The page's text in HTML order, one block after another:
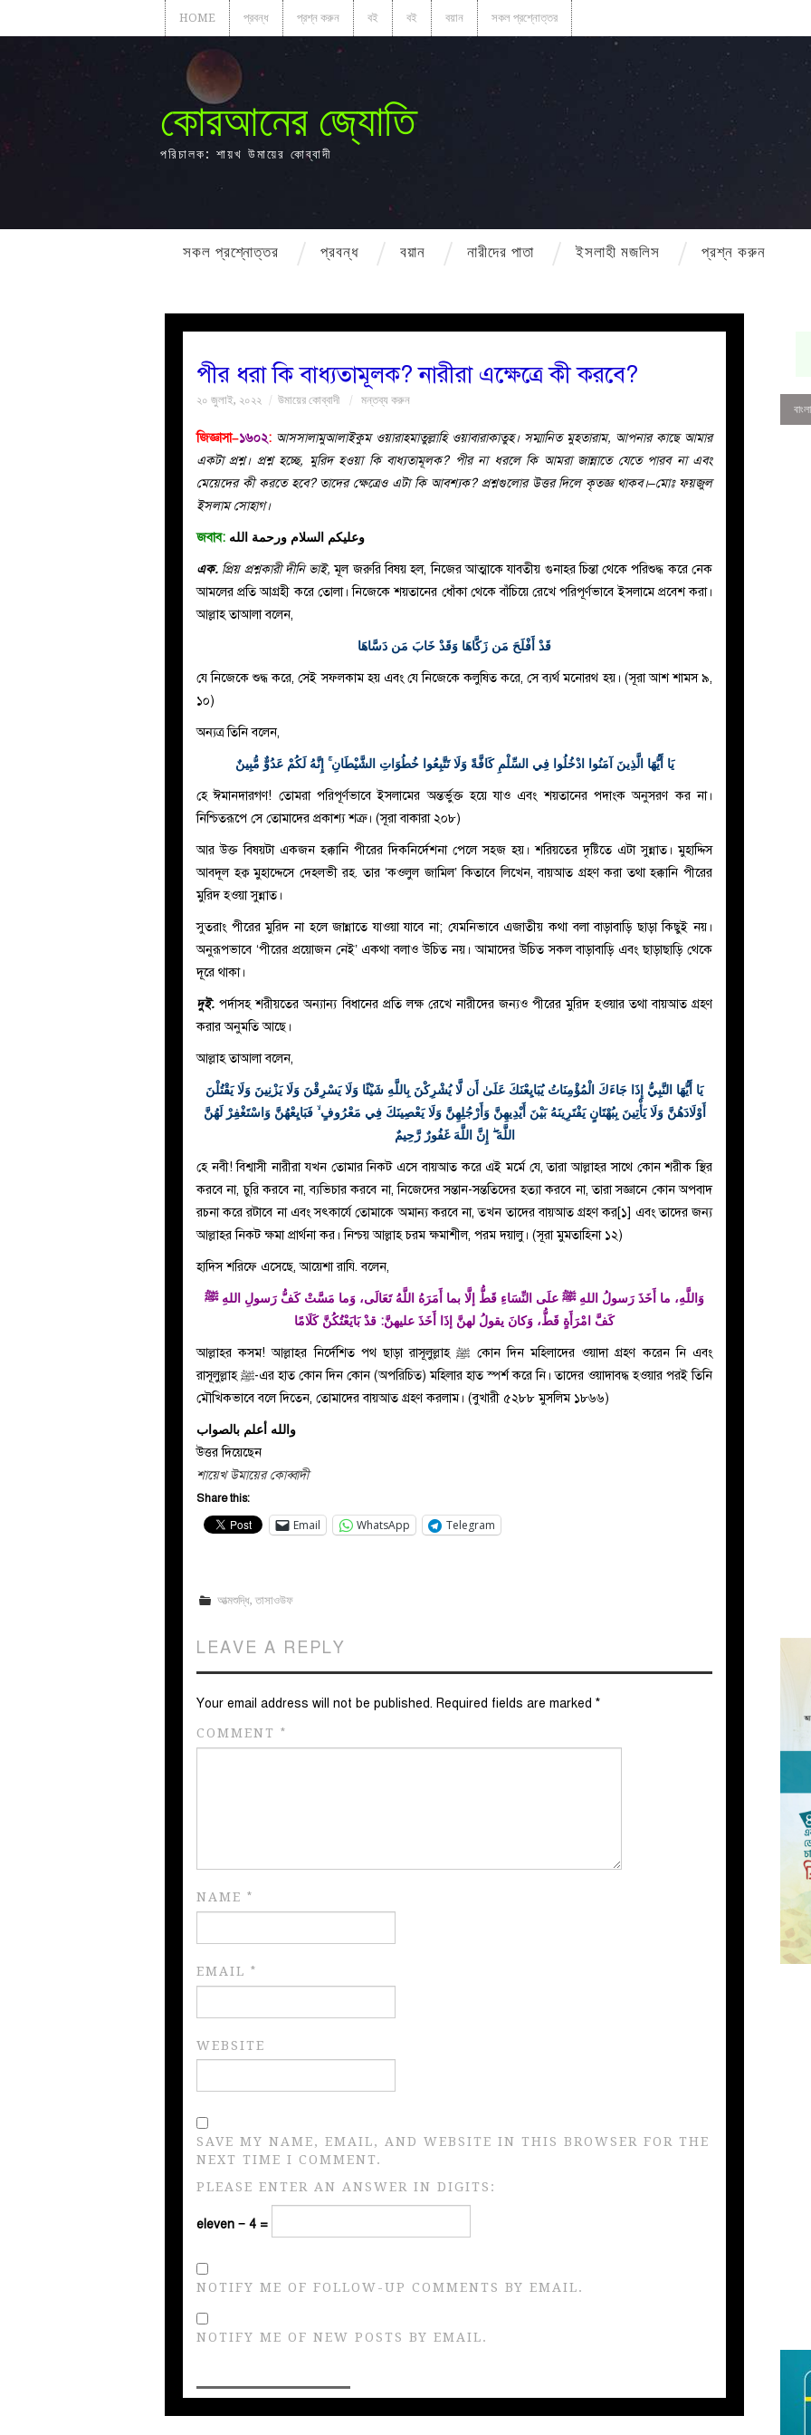
HOME প্রবন্ধ প্রশ্ন করুন বই বই বয়ান সকল প্রশ্নোত্তর
কোরআনের জ্যোতি
পরিচালক: শায়খ উমায়ের কোব্বাদী
সকল প্রশ্নোত্তর প্রবন্ধ বয়ান নারীদের পাতা ইসলাহী মজলিস প্রশ্ন করুন
পীর ধরা কি বাধ্যতামূলক? নারীরা এক্ষেত্রে কী করবে?
২০ জুলাই, ২০২২ উমায়ের কোব্বাদী মন্তব্য করুন
জিজ্ঞাসা–১৬০২: আসসালামুআলাইকুম ওয়ারাহমাতুল্লাহি ওয়াবারাকাতুহ। সম্মানিত মুহতারাম, আপনার কাছে আমার
একটা প্রশ্ন। প্রশ্ন হচ্ছে, মুরিদ হওয়া কি বাধ্যতামূলক? পীর না ধরলে কি আমরা জান্নাতে যেতে পারব না এবং
মেয়েদের কী করতে হবে? তাদের ক্ষেত্রেও এটা কি আবশ্যক? প্রশ্নগুলোর উত্তর দিলে কৃতজ্ঞ থাকব।–মোঃ ফয়জুল
ইসলাম সোহাগ।
জবাব: وعليكم السلام ورحمة الله
এক. প্রিয় প্রশ্নকারী দীনি ভাই,মূল জরুরি বিষয় হল, নিজের আত্মাকে যাবতীয় গুনাহর চিন্তা থেকে পরিশুদ্ধ করে নেক
আমলের প্রতি আগ্রহী করে তোলা। নিজেকে শয়তানের ধোঁকা থেকে বাঁচিয়ে রেখে পরিপূর্ণভাবে ইসলামে প্রবেশ করা।
আল্লাহ তাআলা বলেন,
قَدْ أَفْلَحَ مَن زَكَّاهَا وَقَدْ خَابَ مَن دَسَّاهَا
যে নিজেকে শুদ্ধ করে, সেই সফলকাম হয় এবং যে নিজেকে কলুষিত করে, সে ব্যর্থ মনোরথ হয়। (সূরা আশ শামস ৯,
১০)
অন্যত্র তিনি বলেন,
يَا أَيُّهَا الَّذِينَ آمَنُوا ادْخُلُوا فِي السِّلْمِ كَافَّةً وَلَا تَتَّبِعُوا خُطُوَاتِ الشَّيْطَانِ ۚ إِنَّهُ لَكُمْ عَدُوٌّ مُّبِينٌ
হে ঈমানদারগণ! তোমরা পরিপূর্ণভাবে ইসলামের অন্তর্ভুক্ত হয়ে যাও এবং শয়তানের পদাংক অনুসরণ কর না।
নিশ্চিতরূপে সে তোমাদের প্রকাশ্য শত্রু। (সূরা বাকারা ২০৮)
আর উক্ত বিষয়টা একজন হক্কানি পীরের দিকনির্দেশনা পেলে সহজ হয়। শরিয়তের দৃষ্টিতে এটা সুন্নাত। মুহাদ্দিস
আবদূল হক্ব মুহাদ্দেসে দেহলভী রহ. তার ‘কওলুল জামিল’ কিতাবে লিখেন, বায়আত গ্রহণ করা তথা হক্কানি পীরের
মুরিদ হওয়া সুন্নাত।
সুতরাং পীরের মুরিদ না হলে জান্নাতে যাওয়া যাবে না; যেমনিভাবে এজাতীয় কথা বলা বাড়াবাড়ি ছাড়া কিছুই নয়।
অনুরূপভাবে ‘পীরের প্রয়োজন নেই’ একথা বলাও উচিত নয়। আমাদের উচিত সকল বাড়াবাড়ি এবং ছাড়াছাড়ি থেকে
দূরে থাকা।
দুই.পর্দাসহ শরীয়তের অন্যান্য বিধানের প্রতি লক্ষ রেখে নারীদের জন্যও পীরের মুরিদ হওয়ার তথা বায়আত গ্রহণ
করার অনুমতি আছে।
আল্লাহ তাআলা বলেন,
يَا أَيُّهَا النَّبِيُّ إِذَا جَاءَكَ الْمُؤْمِنَاتُ يُبَايِعْنَكَ عَلَىٰ أَن لَّا يُشْرِكْنَ بِاللَّهِ شَيْئًا وَلَا يَسْرِقْنَ وَلَا يَزْنِينَ وَلَا يَقْتُلْنَ
أَوْلَادَهُنَّ وَلَا يَأْتِينَ بِبُهْتَانٍ يَفْتَرِينَهُ بَيْنَ أَيْدِيهِنَّ وَأَرْجُلِهِنَّ وَلَا يَعْصِينَكَ فِي مَعْرُوفٍ ۙ فَبَايِعْهُنَّ وَاسْتَغْفِرْ لَهُنَّ
اللَّهَ ۖ إِنَّ اللَّهَ غَفُورٌ رَّحِيمٌ
হে নবী! বিশ্বাসী নারীরা যখন তোমার নিকট এসে বায়আত করে এই মর্মে যে, তারা আল্লাহর সাথে কোন শরীক স্থির
করবে না, চুরি করবে না, ব্যভিচার করবে না, নিজেদের সন্তান-সন্ততিদের হত্যা করবে না, তারা সজ্ঞানে কোন অপবাদ
রচনা করে রটাবে না এবং সৎকার্যে তোমাকে অমান্য করবে না, তখন তাদের বায়আত গ্রহণ কর[১] এবং তাদের জন্য
আল্লাহর নিকট ক্ষমা প্রার্থনা কর। নিশ্চয় আল্লাহ চরম ক্ষমাশীল, পরম দয়ালু। (সূরা মুমতাহিনা ১২)
হাদিস শরিফে এসেছে, আয়েশা রাযি. বলেন,
وَاللَّهِ، ما أَخَذَ رَسولُ اللهِ ﷺ علَى النِّسَاءِ قَطُّ إلَّا بما أَمَرَهُ اللَّهُ تَعَالَى، وَما مَسَّتْ كَفُّ رَسولِ اللهِ ﷺ
كَفَّ امْرَأَةٍ قَطُّ، وَكانَ يقولُ لهنَّ إذَا أَخَذَ عليهنَّ: قدْ بَايَعْتُكُنَّ كَلَامًا
আল্লাহর কসম! আল্লাহর নির্দেশিত পথ ছাড়া রাসূলুল্লাহ ﷺ কোন দিন মহিলাদের ওয়াদা গ্রহণ করেন নি এবং
রাসূলুল্লাহ ﷺ-এর হাত কোন দিন কোন (অপরিচিত) মহিলার হাত স্পর্শ করে নি। তাদের ওয়াদাবদ্ধ হওয়ার পরই তিনি
মৌখিকভাবে বলে দিতেন, তোমাদের বায়আত গ্রহণ করলাম। (বুখারী ৫২৮৮ মুসলিম ১৮৬৬)
والله أعلم بالصواب
উত্তর দিয়েছেন
শায়েখ উমায়ের কোব্বাদী
Share this:
Email WhatsApp Telegram
আত্মশুদ্ধি,তাসাওউফ
LEAVE A REPLY
Your email address will not be published. Required fields are marked *
COMMENT *
NAME *
EMAIL *
WEBSITE
SAVE MY NAME, EMAIL, AND WEBSITE IN THIS BROWSER FOR THE
NEXT TIME I COMMENT.
PLEASE ENTER AN ANSWER IN DIGITS:
eleven − 4 =
NOTIFY ME OF FOLLOW-UP COMMENTS BY EMAIL.
NOTIFY ME OF NEW POSTS BY EMAIL.